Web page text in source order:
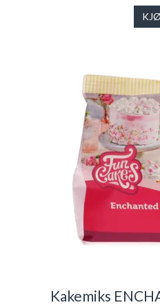
Kakemiks